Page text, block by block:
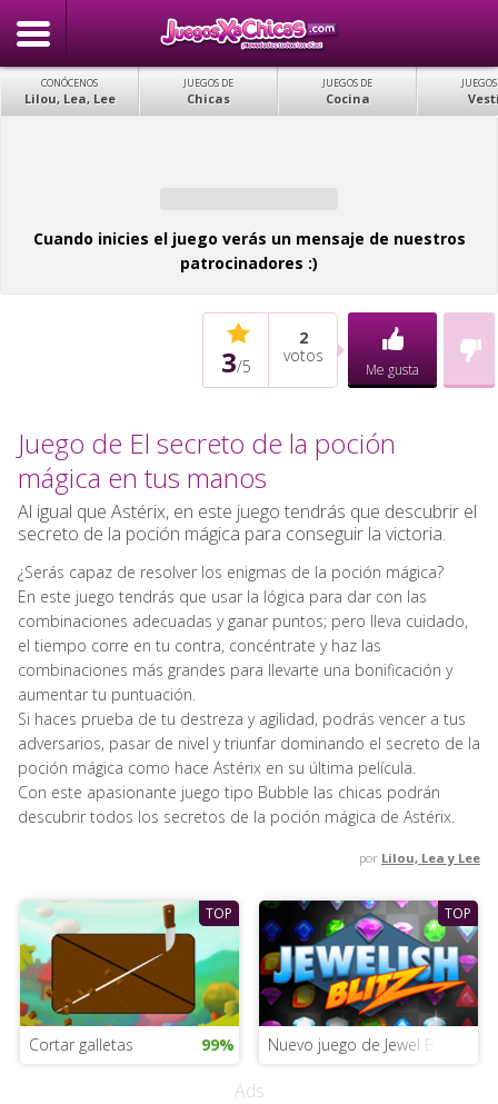
CONÓCENOS
Lilou, Lea, Lee
JUEGOS DE
Chicas
JUEGOS DE
Cocina
Cuando inicies el juego verás un mensaje de nuestros
patrocinadores :)
3/5
2
votos
Me gusta
Juego de El secreto de la poción
mágica en tus manos
Al igual que Astérix, en este juego tendrás que descubrir el
secreto de la poción mágica para conseguir la victoria.
¿Serás capaz de resolver los enigmas de la poción mágica?
En este juego tendrás que usar la lógica para dar con las
combinaciones adecuadas y ganar puntos; pero lleva cuidado,
el tiempo corre en tu contra, concéntrate y haz las
combinaciones más grandes para llevarte una bonificación y
aumentar tu puntuación.
Si haces prueba de tu destreza y agilidad, podrás vencer a tus
adversarios, pasar de nivel y triunfar dominando el secreto de la
poción mágica como hace Astérix en su última película.
Con este apasionante juego tipo Bubble las chicas podrán
descubrir todos los secretos de la poción mágica de Astérix.
por Lilou, Lea y Lee
TOP
Cortar galletas 99%
TOP
Nuevo juego de Jewel Blitz para
Ads